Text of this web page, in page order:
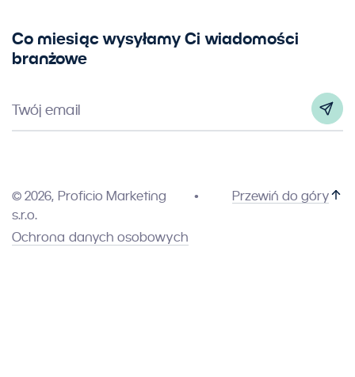
Co miesiąc wysyłamy Ci wiadomości
branżowe
Twój email
© 2026, Proficio Marketing
s.r.o.
Ochrona danych osobowych
Przewiń do góry